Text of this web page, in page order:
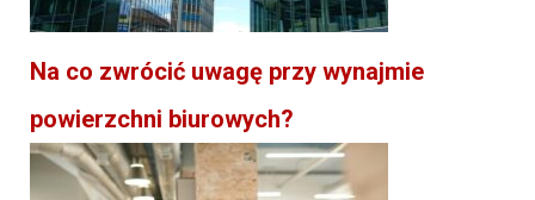
Na co zwrócić uwagę przy wynajmie
powierzchni biurowych?